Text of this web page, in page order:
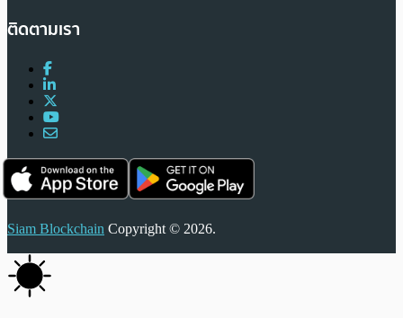
ติดตามเรา
Siam Blockchain Copyright © 2026.